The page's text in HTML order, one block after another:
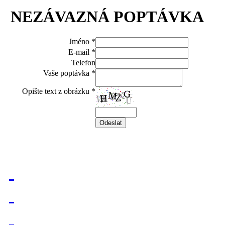
NEZÁVAZNÁ POPTÁVKA
Jméno *
E-mail *
Telefon
Vaše poptávka *
Opište text z obrázku *